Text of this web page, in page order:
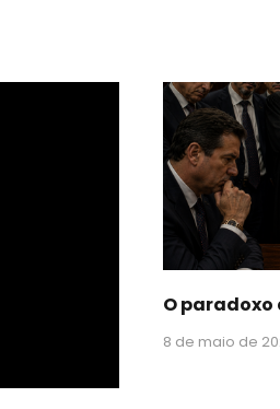
O
8 de maio de